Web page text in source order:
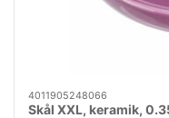
4011905248066
Skål XXL, keramik,